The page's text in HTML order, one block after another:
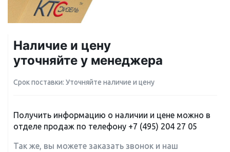
Наличие и цену
уточняйте у менеджера
Срок поставки: Уточняйте наличие и цену
Получить информацию о наличии и цене можно в
отделе продаж по телефону +7 (495) 204 27 05
Так же, вы можете заказать звонок и наш